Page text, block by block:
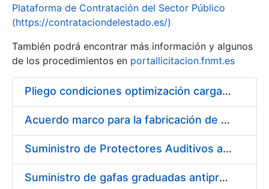
Plataforma de Contratación del Sector Público
(https://contrataciondelestado.es/)
También podrá encontrar más información y algunos
de los procedimientos en portallicitacion.fnmt.es
Pliego condiciones optimización cargas compras firmado
Acuerdo marco para la fabricación de piezas
Suministro de Protectores Auditivos a medida para las personas trabajadoras de los Centros de Trabajo de Madrid y Burgos
Suministro de gafas graduadas antiproyecciones para los trabajadores de la FNMT-RCM en los centros de trabajo de Madrid y Burgos